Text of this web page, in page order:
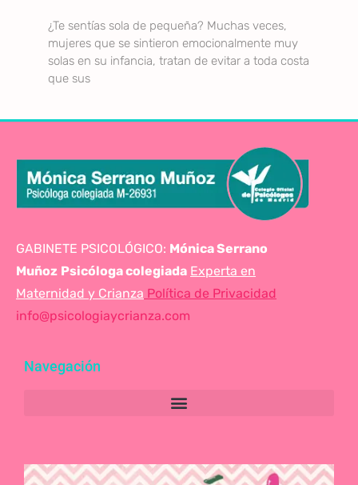
¿Te sentías sola de pequeña? Muchas veces,
mujeres que se sintieron emocionalmente muy
solas en su infancia, tratan de evitar a toda costa
que sus
GABINETE PSICOLÓGICO: Mónica Serrano
Muñoz Psicóloga colegiada Experta en
Maternidad y Crianza Política de Privacidad
info@psicologiaycrianza.com
Navegación